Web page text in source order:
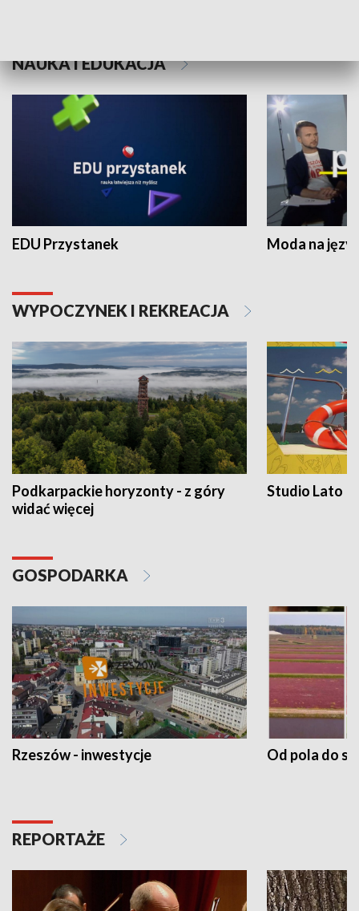
NAUKA I EDUKACJA
EDU Przystanek Moda na
WYPOCZYNEK I REKREACJA
Podkarpackie horyzonty - z góry
widać więcej
Studio Lato
GOSPODARKA
Rzeszów - inwestycje Od pola do
REPORTAŻE